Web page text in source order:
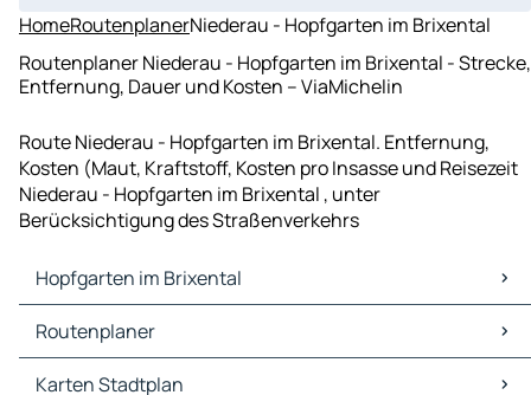
HomeRoutenplanerNiederau - Hopfgarten im Brixental
Routenplaner Niederau - Hopfgarten im Brixental - Strecke,
Entfernung, Dauer und Kosten – ViaMichelin
Route Niederau - Hopfgarten im Brixental. Entfernung,
Kosten (Maut, Kraftstoff, Kosten pro Insasse und Reisezeit
Niederau - Hopfgarten im Brixental , unter
Berücksichtigung des Straßenverkehrs
Hopfgarten im Brixental
Hopfgarten im Brixental Karten Stadtplan
Hopfgarten im Brixental Verkehr
Hopfgarten im Brixental Hotels
Routenplaner
Routenplaner Hopfgarten im Brixental - Kufstein
Karten Stadtplan